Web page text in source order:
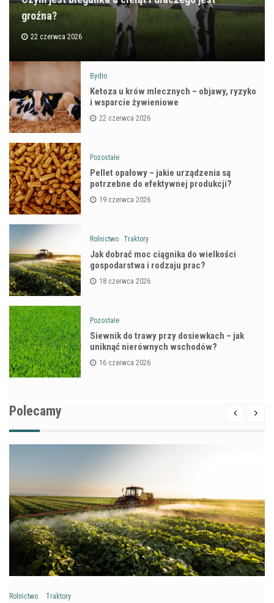
groźna?
22 czerwca 2026
Bydło
Ketoza u krów mlecznych – objawy, ryzyko
i wsparcie żywieniowe
22 czerwca 2026
Pozostałe
Pellet opałowy – jakie urządzenia są
potrzebne do efektywnej produkcji?
19 czerwca 2026
Rolnictwo Traktory
Jak dobrać moc ciągnika do wielkości
gospodarstwa i rodzaju prac?
18 czerwca 2026
Pozostałe
Siewnik do trawy przy dosiewkach – jak
uniknąć nierównych wschodów?
16 czerwca 2026
Polecamy
Rolnictwo Traktory